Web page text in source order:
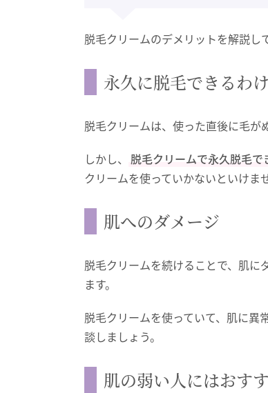
脱毛クリームのデメリットを解説し
永久に脱毛できるわ
脱毛クリームは、使った直後に毛が
しかし、
脱毛クリームで永久脱毛
クリームを使っていかないといけま
肌へのダメージ
脱毛クリームを続けることで、肌に
ます。
脱毛クリームを使っていて、肌に異
談しましょう。
肌の弱い人にはおす